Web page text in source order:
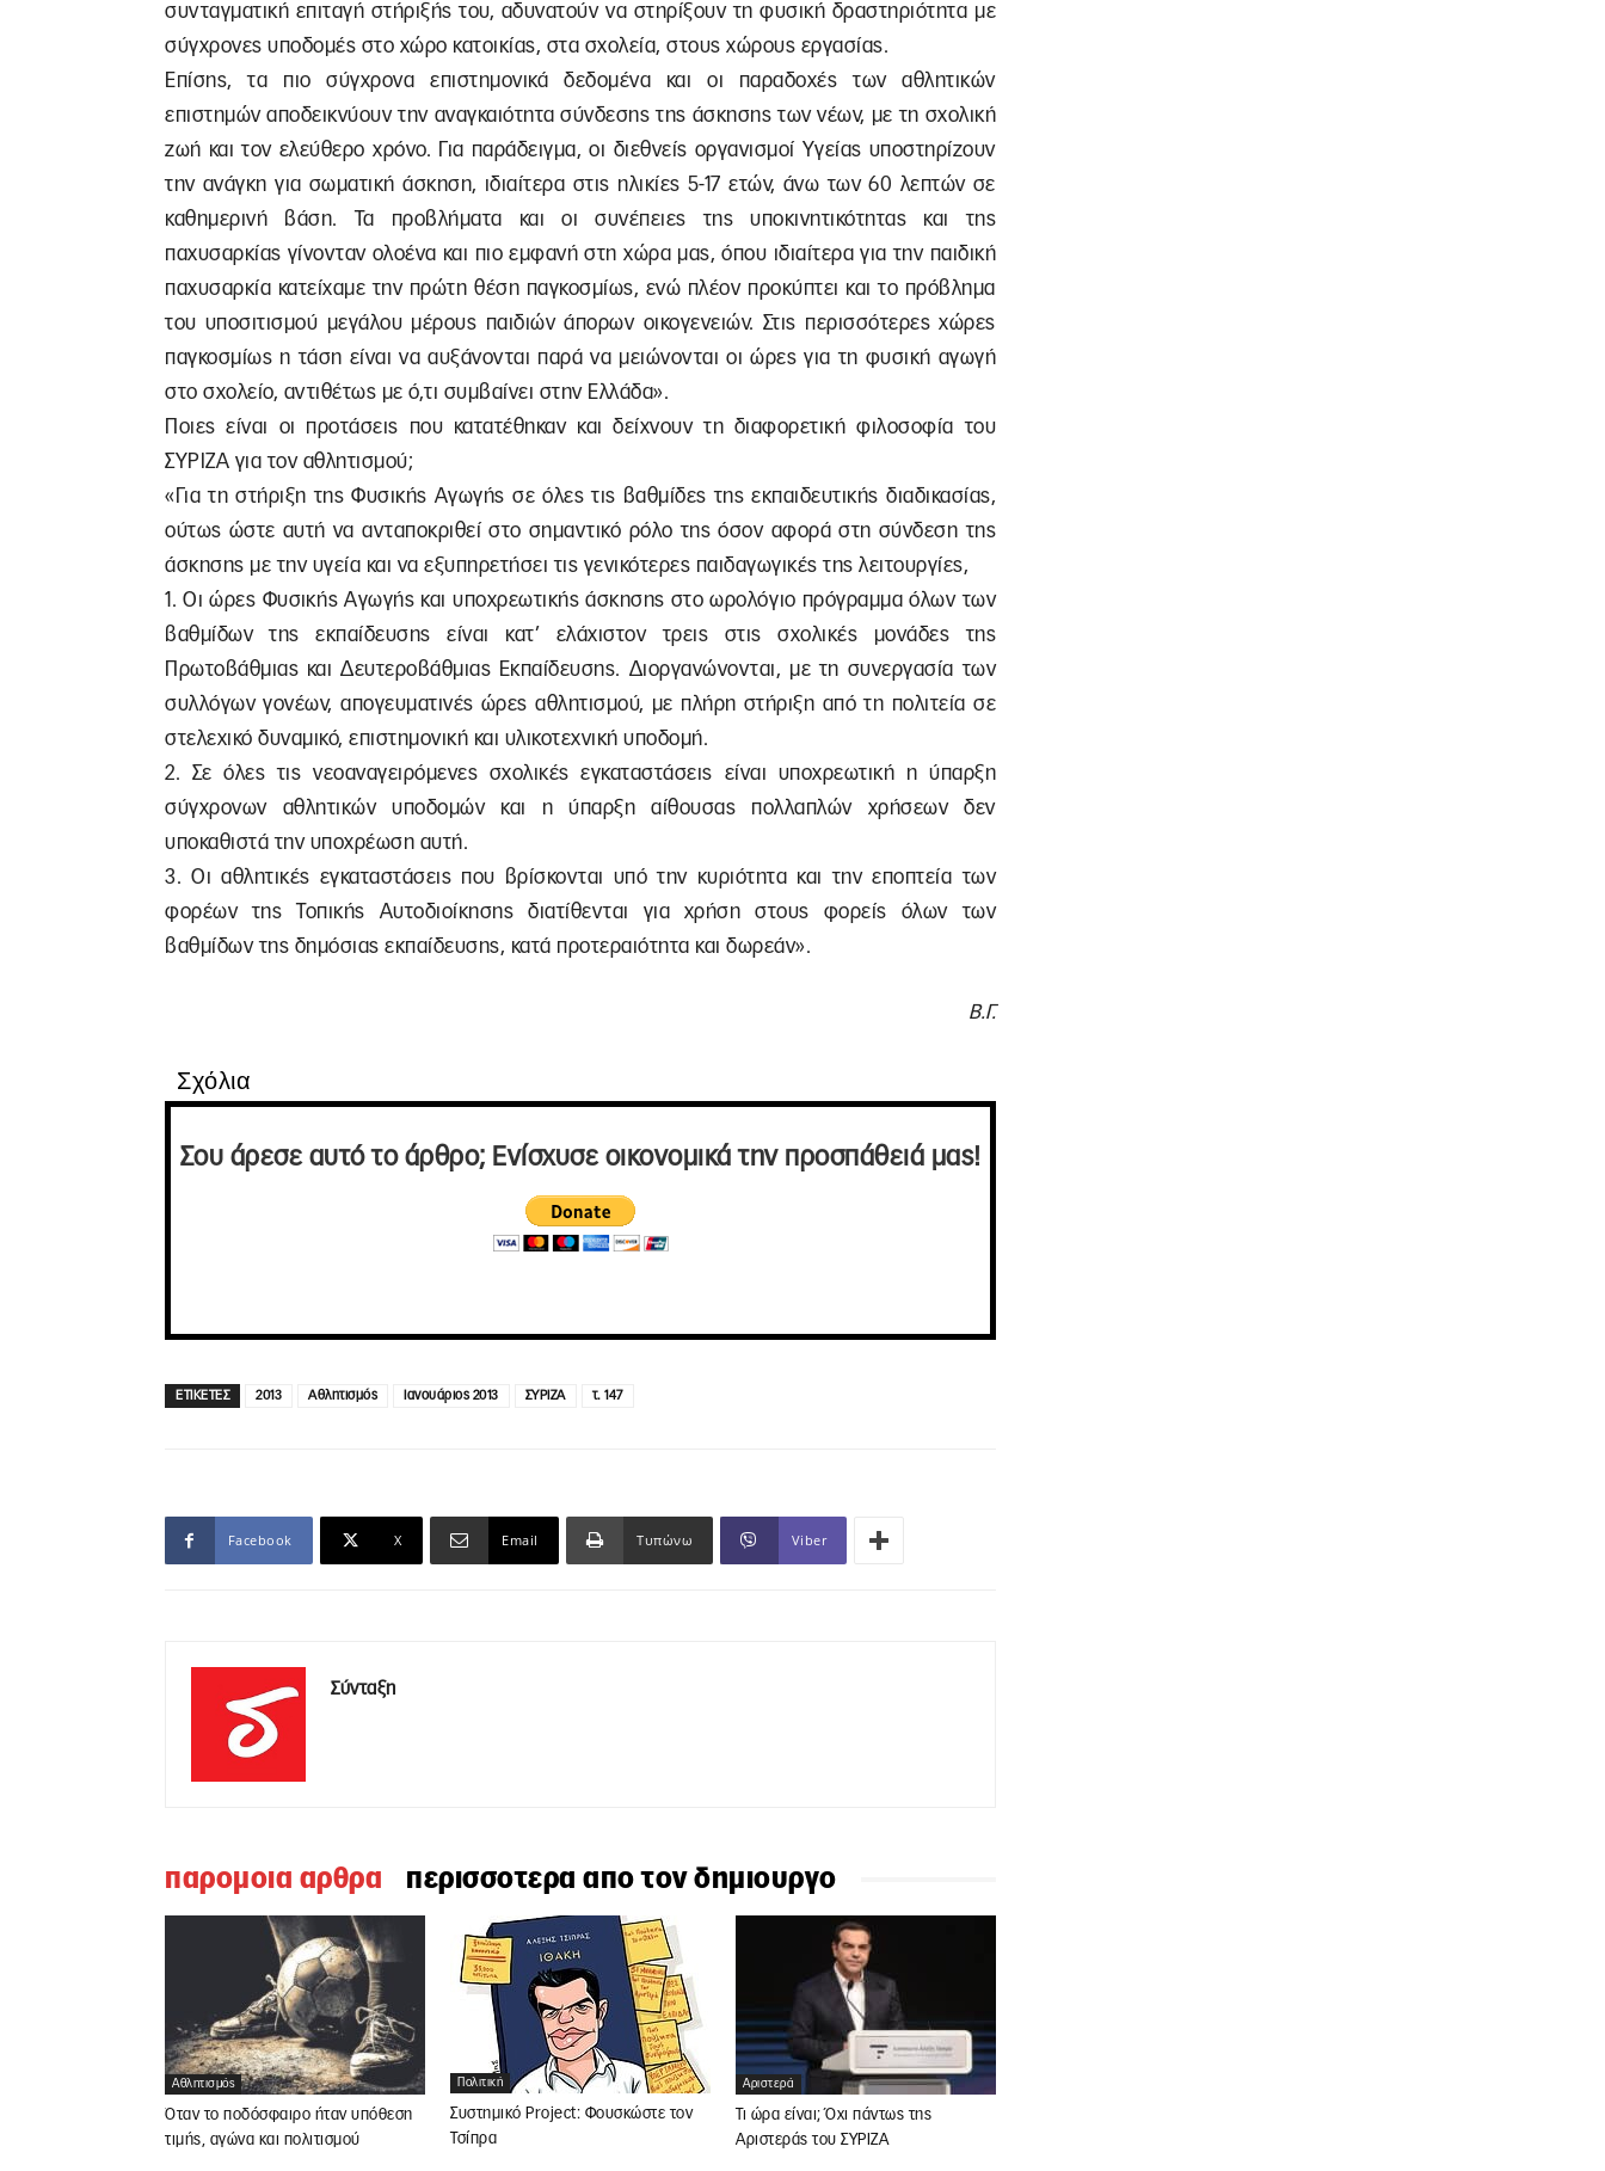
συνταγματική επιταγή στήριξής του, αδυνατούν να στηρίξουν τη φυσική δραστηριότητα με
σύγχρονες υποδομές στο χώρο κατοικίας, στα σχολεία, στους χώρους εργασίας.
Επίσης, τα πιο σύγχρονα επιστημονικά δεδομένα και οι παραδοχές των αθλητικών
επιστημών αποδεικνύουν την αναγκαιότητα σύνδεσης της άσκησης των νέων, με τη σχολική
ζωή και τον ελεύθερο χρόνο. Για παράδειγμα, οι διεθνείς οργανισμοί Υγείας υποστηρίζουν
την ανάγκη για σωματική άσκηση, ιδιαίτερα στις ηλικίες 5-17 ετών, άνω των 60 λεπτών σε
καθημερινή βάση. Τα προβλήματα και οι συνέπειες της υποκινητικότητας και της
παχυσαρκίας γίνονταν ολοένα και πιο εμφανή στη χώρα μας, όπου ιδιαίτερα για την παιδική
παχυσαρκία κατείχαμε την πρώτη θέση παγκοσμίως, ενώ πλέον προκύπτει και το πρόβλημα
του υποσιτισμού μεγάλου μέρους παιδιών άπορων οικογενειών. Στις περισσότερες χώρες
παγκοσμίως η τάση είναι να αυξάνονται παρά να μειώνονται οι ώρες για τη φυσική αγωγή
στο σχολείο, αντιθέτως με ό,τι συμβαίνει στην Ελλάδα».
Ποιες είναι οι προτάσεις που κατατέθηκαν και δείχνουν τη διαφορετική φιλοσοφία του
ΣΥΡΙΖΑ για τον αθλητισμού;
«Για τη στήριξη της Φυσικής Αγωγής σε όλες τις βαθμίδες της εκπαιδευτικής διαδικασίας,
ούτως ώστε αυτή να ανταποκριθεί στο σημαντικό ρόλο της όσον αφορά στη σύνδεση της
άσκησης με την υγεία και να εξυπηρετήσει τις γενικότερες παιδαγωγικές της λειτουργίες,
1. Οι ώρες Φυσικής Αγωγής και υποχρεωτικής άσκησης στο ωρολόγιο πρόγραμμα όλων των
βαθμίδων της εκπαίδευσης είναι κατ’ ελάχιστον τρεις στις σχολικές μονάδες της
Πρωτοβάθμιας και Δευτεροβάθμιας Εκπαίδευσης. Διοργανώνονται, με τη συνεργασία των
συλλόγων γονέων, απογευματινές ώρες αθλητισμού, με πλήρη στήριξη από τη πολιτεία σε
στελεχικό δυναμικό, επιστημονική και υλικοτεχνική υποδομή.
2. Σε όλες τις νεοαναγειρόμενες σχολικές εγκαταστάσεις είναι υποχρεωτική η ύπαρξη
σύγχρονων αθλητικών υποδομών και η ύπαρξη αίθουσας πολλαπλών χρήσεων δεν
υποκαθιστά την υποχρέωση αυτή.
3. Οι αθλητικές εγκαταστάσεις που βρίσκονται υπό την κυριότητα και την εποπτεία των
φορέων της Τοπικής Αυτοδιοίκησης διατίθενται για χρήση στους φορείς όλων των
βαθμίδων της δημόσιας εκπαίδευσης, κατά προτεραιότητα και δωρεάν».
Β.Γ.
Σχόλια
Σου άρεσε αυτό το άρθρο; Ενίσχυσε οικονομικά την προσπάθειά μας!
ΕΤΙΚΕΤΕΣ 2013 Αθλητισμός Ιανουάριος 2013 ΣΥΡΙΖΑ τ. 147
Facebook X Email Τυπώνω Viber
Σύνταξη
παρομοια αρθρα περισσοτερα απο τον δημιουργο
Αθλητισμός
Όταν το ποδόσφαιρο ήταν υπόθεση
τιμής, αγώνα και πολιτισμού
Πολιτική
Συστημικό Project: Φουσκώστε τον
Τσίπρα
Αριστερά
Τι ώρα είναι; Όχι πάντως της
Αριστεράς του ΣΥΡΙΖΑ